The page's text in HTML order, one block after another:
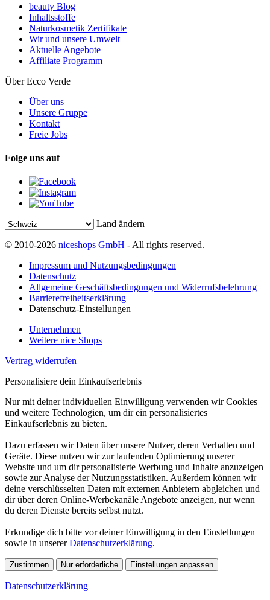
beauty Blog
Inhaltsstoffe
Naturkosmetik Zertifikate
Wir und unsere Umwelt
Aktuelle Angebote
Affiliate Programm
Über Ecco Verde
Über uns
Unsere Gruppe
Kontakt
Freie Jobs
Folge uns auf
Land ändern
© 2010-2026 niceshops GmbH - All rights reserved.
Impressum und Nutzungsbedingungen
Datenschutz
Allgemeine Geschäftsbedingungen und Widerrufsbelehrung
Barrierefreiheitserklärung
Datenschutz-Einstellungen
Unternehmen
Weitere nice Shops
Vertrag widerrufen
Personalisiere dein Einkaufserlebnis
Nur mit deiner individuellen Einwilligung verwenden wir Cookies
und weitere Technologien, um dir ein personalisiertes
Einkaufserlebnis zu bieten.
Dazu erfassen wir Daten über unsere Nutzer, deren Verhalten und
Geräte. Diese nutzen wir zur laufenden Optimierung unserer
Website und um dir personalisierte Werbung und Inhalte anzuzeigen
sowie zur Analyse der Nutzungsstatistiken. Außerdem können wir
deine verschlüsselten Daten mit externen Anbietern abgleichen und
dir über deren Online-Werbekanäle Angebote anzeigen, nur wenn
du deren Dienste bereits selbst nutzt.
Erkundige dich bitte vor deiner Einwilligung in den Einstellungen
sowie in unsererDatenschutzerklärung.
Zustimmen Nur erforderliche Einstellungen anpassen
Datenschutzerklärung